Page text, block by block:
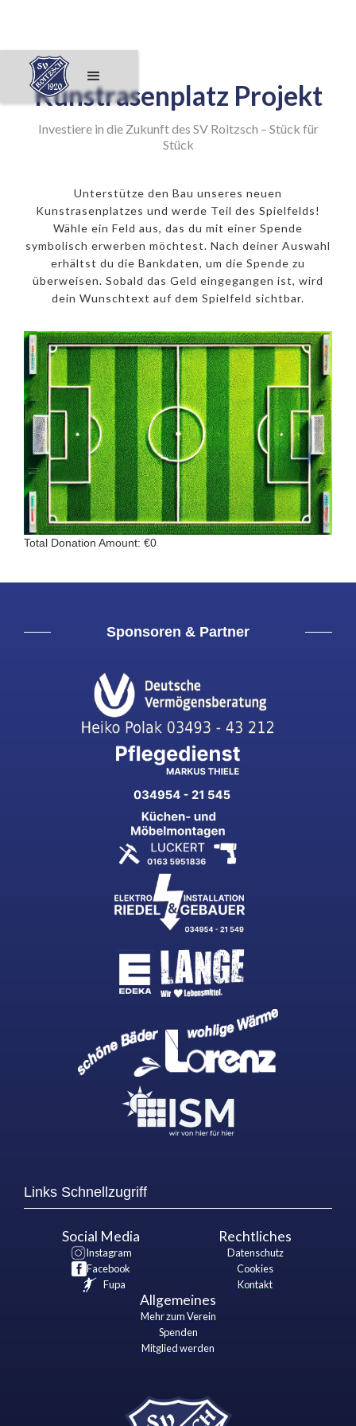
Kunstrasenplatz Projekt
Investiere in die Zukunft des SV Roitzsch – Stück für
Stück
Unterstütze den Bau unseres neuen
Kunstrasenplatzes und werde Teil des Spielfelds!
Wähle ein Feld aus, das du mit einer Spende
symbolisch erwerben möchtest. Nach deiner Auswahl
erhältst du die Bankdaten, um die Spende zu
überweisen. Sobald das Geld eingegangen ist, wird
dein Wunschtext auf dem Spielfeld sichtbar.
Total Donation Amount: €0
Sponsoren & Partner
Links Schnellzugriff
Social Media
Instagram
Facebook
Fupa
Rechtliches
Datenschutz
Cookies
Kontakt
Allgemeines
Mehr zum Verein
Spenden
Mitglied werden